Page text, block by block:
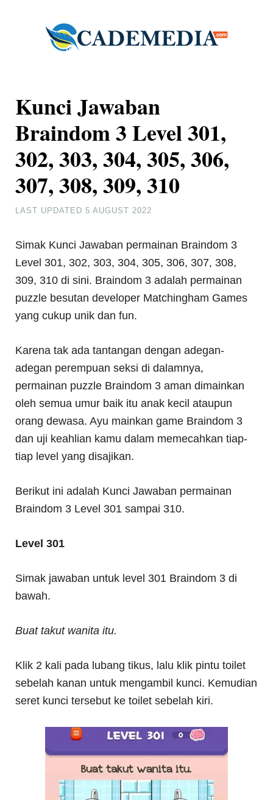
Kunci Jawaban
Braindom 3 Level 301,
302, 303, 304, 305, 306,
307, 308, 309, 310
LAST UPDATED5 AUGUST 2022
Simak Kunci Jawaban permainan Braindom 3
Level 301, 302, 303, 304, 305, 306, 307, 308,
309, 310 di sini. Braindom 3 adalah permainan
puzzle besutan developer Matchingham Games
yang cukup unik dan fun.
Karena tak ada tantangan dengan adegan-
adegan perempuan seksi di dalamnya,
permainan puzzle Braindom 3 aman dimainkan
oleh semua umur baik itu anak kecil ataupun
orang dewasa. Ayu mainkan game Braindom 3
dan uji keahlian kamu dalam memecahkan tiap-
tiap level yang disajikan.
Berikut ini adalah Kunci Jawaban permainan
Braindom 3 Level 301 sampai 310.
Level 301
Simak jawaban untuk level 301 Braindom 3 di
bawah.
Buat takut wanita itu.
Klik 2 kali pada lubang tikus, lalu klik pintu toilet
sebelah kanan untuk mengambil kunci. Kemudian
seret kunci tersebut ke toilet sebelah kiri.